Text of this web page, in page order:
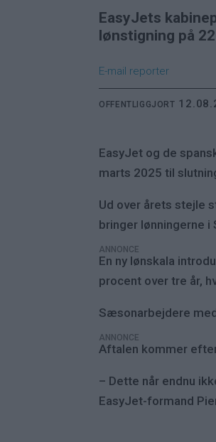
EasyJets
lønstigning på
E-mail reporter
OFFENTLIGGJORT
EasyJet og de
marts 2025 til
Ud over årets stejle
bringer lønningerne
ANNONCE
En ny lønskala
procent over tre år,
Sæsonarbejdere
ANNONCE
Aftalen kommer
– Dette når endnu
EasyJet-formand